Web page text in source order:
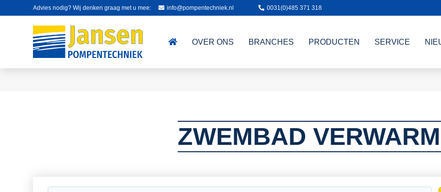
Advies nodig? Wij denken graag met u mee: info@pompentechniek.nl 0031(0)485 371 318
OVER ONS BRANCHES PRODUCTEN SERVICE
ZWEMBAD